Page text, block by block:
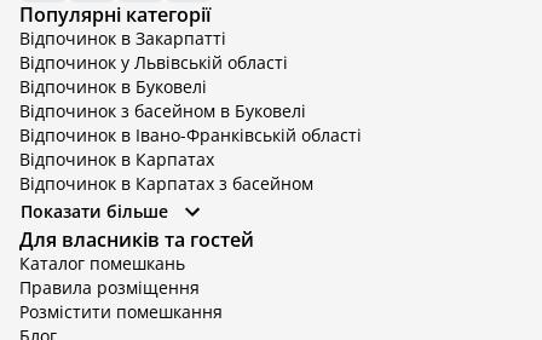
Популярні категорії
Відпочинок в Закарпатті
Відпочинок у Львівській області
Відпочинок в Буковелі
Відпочинок з басейном в Буковелі
Відпочинок в Івано-Франківській області
Відпочинок в Карпатах
Відпочинок в Карпатах з басейном
Відпочинок в Київській області
Відпочинок в Київській області з басейном
Відпочинок в Тернопільській області
Відпочинок у Вінницькій області
Відпочинок в Яремче
Відпочинок у Львівській області з басейном
Показати більше
Для власників та гостей
Каталог помешкань
Правила розміщення
Розмістити помешкання